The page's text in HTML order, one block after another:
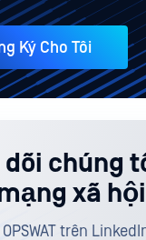
Ký Cho Tôi
dõi chúng
xã hội
trên